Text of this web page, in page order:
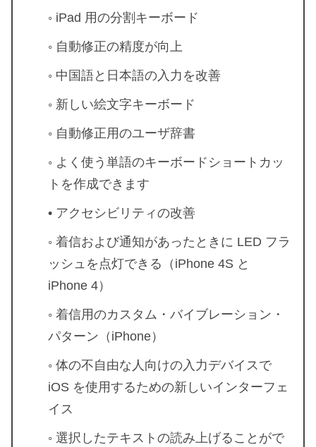
◦ iPad 用の分割キーボード
◦ 自動修正の精度が向上
◦ 中国語と日本語の入力を改善
◦ 新しい絵文字キーボード
◦ 自動修正用のユーザ辞書
◦ よく使う単語のキーボードショートカッ
トを作成できます
• アクセシビリティの改善
◦ 着信および通知があったときに LED フラ
ッシュを点灯できる（iPhone 4S と
iPhone 4）
◦ 着信用のカスタム・バイブレーション・
パターン（iPhone）
◦ 体の不自由な人向けの入力デバイスで
iOS を使用するための新しいインターフェ
イス
◦ 選択したテキストの読み上げることがで